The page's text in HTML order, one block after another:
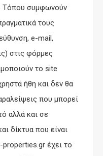
Τόπου συμφωνούν
τους
e-mail,
στις φόρμες
το site
ήθη και δεν θα
που μπορεί
αλλά και σε
δίκτυα που είναι
έχει το